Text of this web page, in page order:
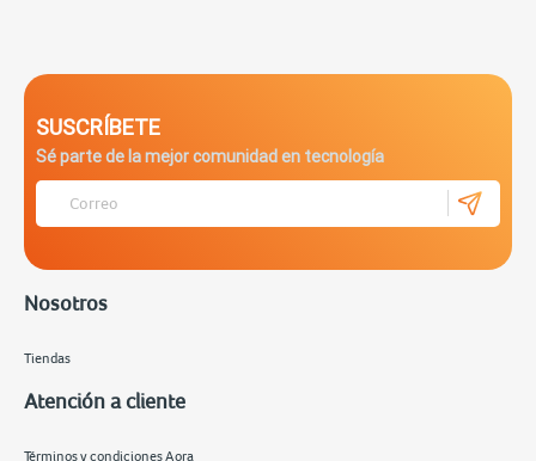
SUSCRÍBETE
Sé parte de la mejor comunidad en tecnología
Nosotros
Tiendas
Atención a cliente
Términos y condiciones Aora